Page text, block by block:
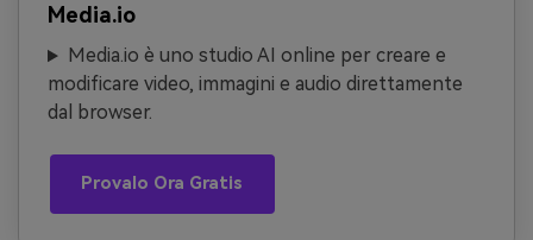
Media.io
Media.io è uno studio AI online per creare e
modificare video, immagini e audio direttamente
dal browser.
Provalo Ora Gratis